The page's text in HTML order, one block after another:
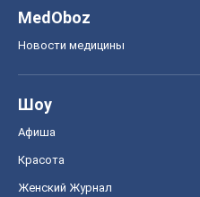
MedOboz
Новости медицины
Шоу
Афиша
Красота
Женский Журнал